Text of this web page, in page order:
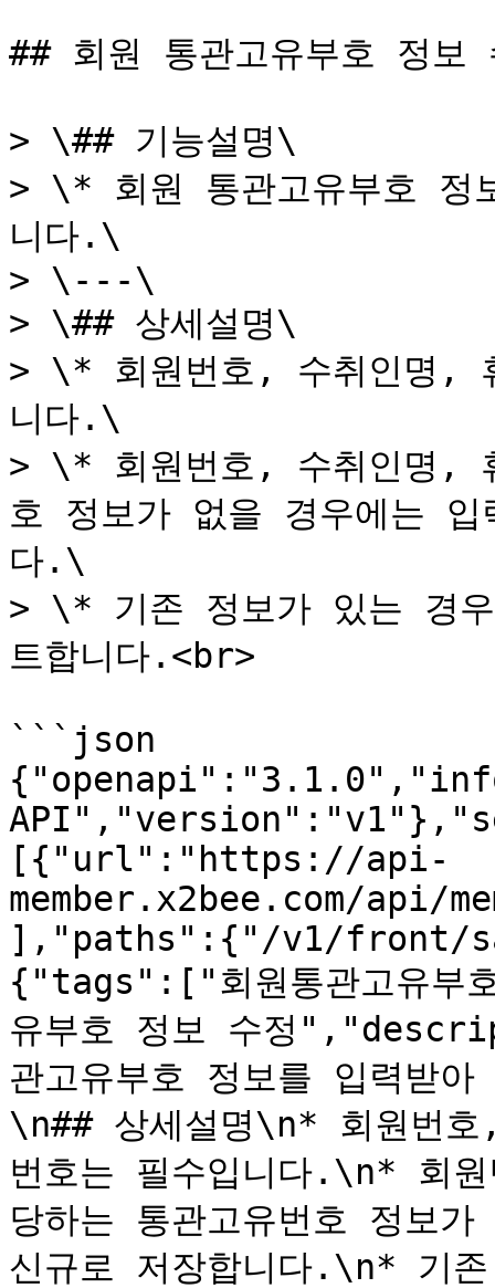
## 회원 통관고유부호 정보
> \## 기능설명\
> \* 회원 통관고유부호 정
니다.\
> \---\
> \## 상세설명\
> \* 회원번호, 수취인명,
니다.\
> \* 회원번호, 수취인명,
호 정보가 없을 경우에는 입
다.\
> \* 기존 정보가 있는 경우
트합니다.<br>
```json
[{"url":"https://api-
member.x2bee.com/
],"paths":{"/v1/front/
{"tags":["회원통관고유부
유부호 정보 수정
관고유부호 정보를 입력받
\n## 상세설명\n* 회원번
번호는 필수입니다.\n* 회
당하는 통관고유번호 정보
신규로 저장합니다.\n* 기